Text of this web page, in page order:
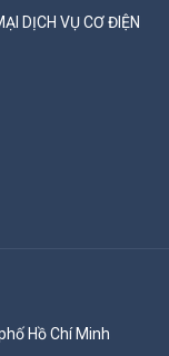
DỊCH VỤ CƠ ĐIỆN
Hồ Chí Minh